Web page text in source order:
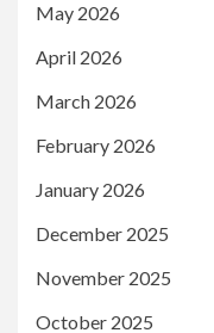
May 2026
April 2026
March 2026
February 2026
January 2026
December 2025
November 2025
October 2025